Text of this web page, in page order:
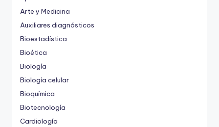
Arte y Medicina
Auxiliares diagnósticos
Bioestadística
Bioética
Biología
Biología celular
Bioquímica
Biotecnología
Cardiología